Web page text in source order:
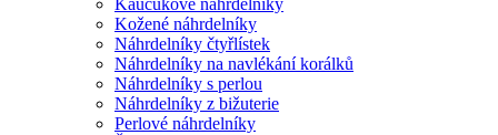
Kaučukové náhrdelníky
Kožené náhrdelníky
Náhrdelníky čtyřlístek
Náhrdelníky na navlékání korálků
Náhrdelníky s perlou
Náhrdelníky z bižuterie
Perlové náhrdelníky